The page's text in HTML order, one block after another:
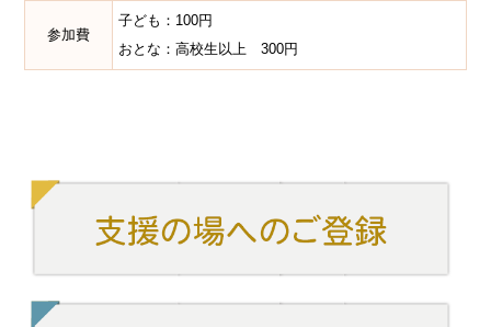
参加費
子ども：100円
おとな：高校生以上 300円